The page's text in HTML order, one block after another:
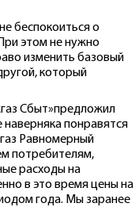
беспокоиться о
этом не нужно
изменить базовый
который
Сбыт»предложил
понравятся
Равномерный
потребителям,
расходы на
в это время цены на
года. Мы заранее